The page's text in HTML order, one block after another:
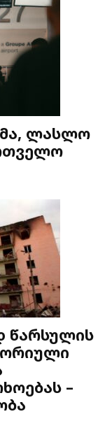
ლასლო
წარსულის
–